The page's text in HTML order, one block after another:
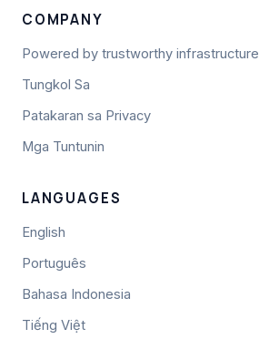
COMPANY
Powered by trustworthy infrastructure
Tungkol Sa
Patakaran sa Privacy
Mga Tuntunin
LANGUAGES
English
Português
Bahasa Indonesia
Tiếng Việt